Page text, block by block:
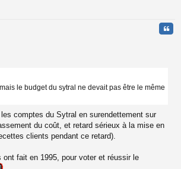
le budget du sytral ne devait pas être le même
comptes du Sytral en surendettement sur
du coût, et retard sérieux à la mise en
clients pendant ce retard).
ont fait en 1995, pour voter et réussir le